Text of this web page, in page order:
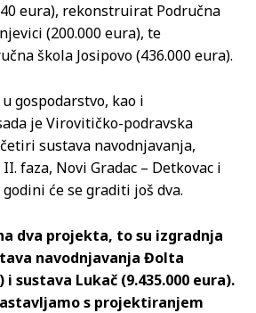
eura), rekonstruirat Područna
(200.000 eura), te
škola Josipovo (436.000 eura).
gospodarstvo, kao i
je Virovitičko-podravska
sustava navodnjavanja,
faza, Novi Gradac – Detkovac i
će se graditi još dva.
dva projekta, to su izgradnja
navodnjavanja Đolta
i sustava Lukač (9.435.000 eura).
s projektiranjem